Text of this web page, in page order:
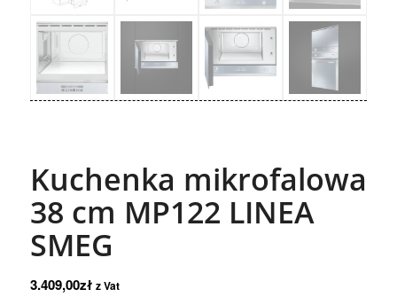
Kuchenka mikrofalowa
38 cm MP122 LINEA
SMEG
3.409,00zł z Vat